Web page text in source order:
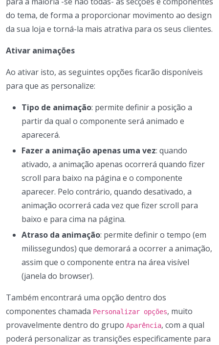
do tema, de forma a proporcionar movimento ao design
da sua loja e torná-la mais atrativa para os seus clientes.
Ativar animações
Ao ativar isto, as seguintes opções ficarão disponíveis
para que as personalize:
Tipo de animação: permite definir a posição a
partir da qual o componente será animado e
aparecerá.
Fazer a animação apenas uma vez: quando
ativado, a animação apenas ocorrerá quando fizer
scroll para baixo na página e o componente
aparecer. Pelo contrário, quando desativado, a
animação ocorrerá cada vez que fizer scroll para
baixo e para cima na página.
Atraso da animação: permite definir o tempo (em
milissegundos) que demorará a ocorrer a animação,
assim que o componente entra na área visível
(janela do browser).
Também encontrará uma opção dentro dos
componentes chamada Personalizar opções, muito
provavelmente dentro do grupo Aparência, com a qual
poderá personalizar as transições especificamente para